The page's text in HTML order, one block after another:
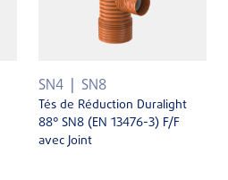
SN4 SN8
Tés de Réduction Duralight
88° SN8 (EN 13476-3) F/F
avec Joint